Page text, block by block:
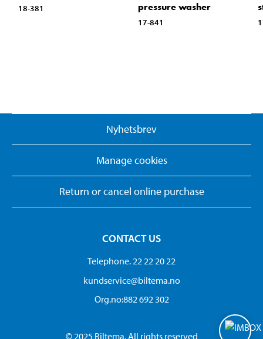
18-381
pressure washer
17-841
Nyhetsbrev
Manage cookies
Return or cancel online purchase
CONTACT US
Telephone. 22 22 20 22
kundservice@biltema.no
Org.no:882 692 302
© 2025 Biltema. All rights reserved